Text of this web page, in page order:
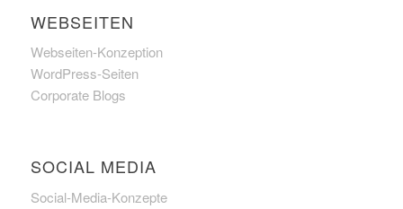
WEBSEITEN
Webseiten-Konzeption
WordPress-Seiten
Corporate Blogs
SOCIAL MEDIA
Social-Media-Konzepte